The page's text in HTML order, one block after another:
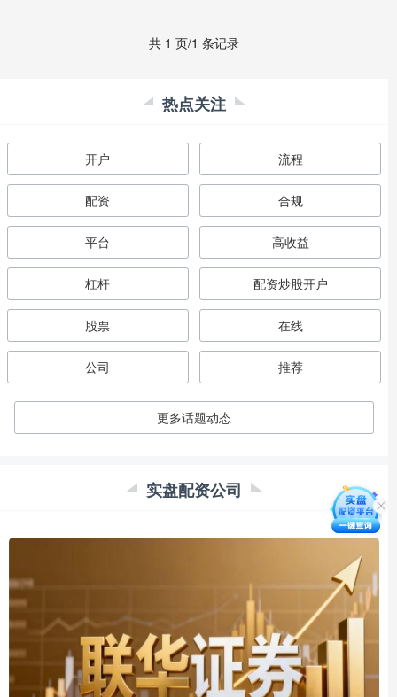
共 1 页/1 条记录
热点关注
开户 流程
配资 合规
平台 高收益
杠杆 配资炒股开户
股票 在线
公司 推荐
更多话题动态
实盘配资公司